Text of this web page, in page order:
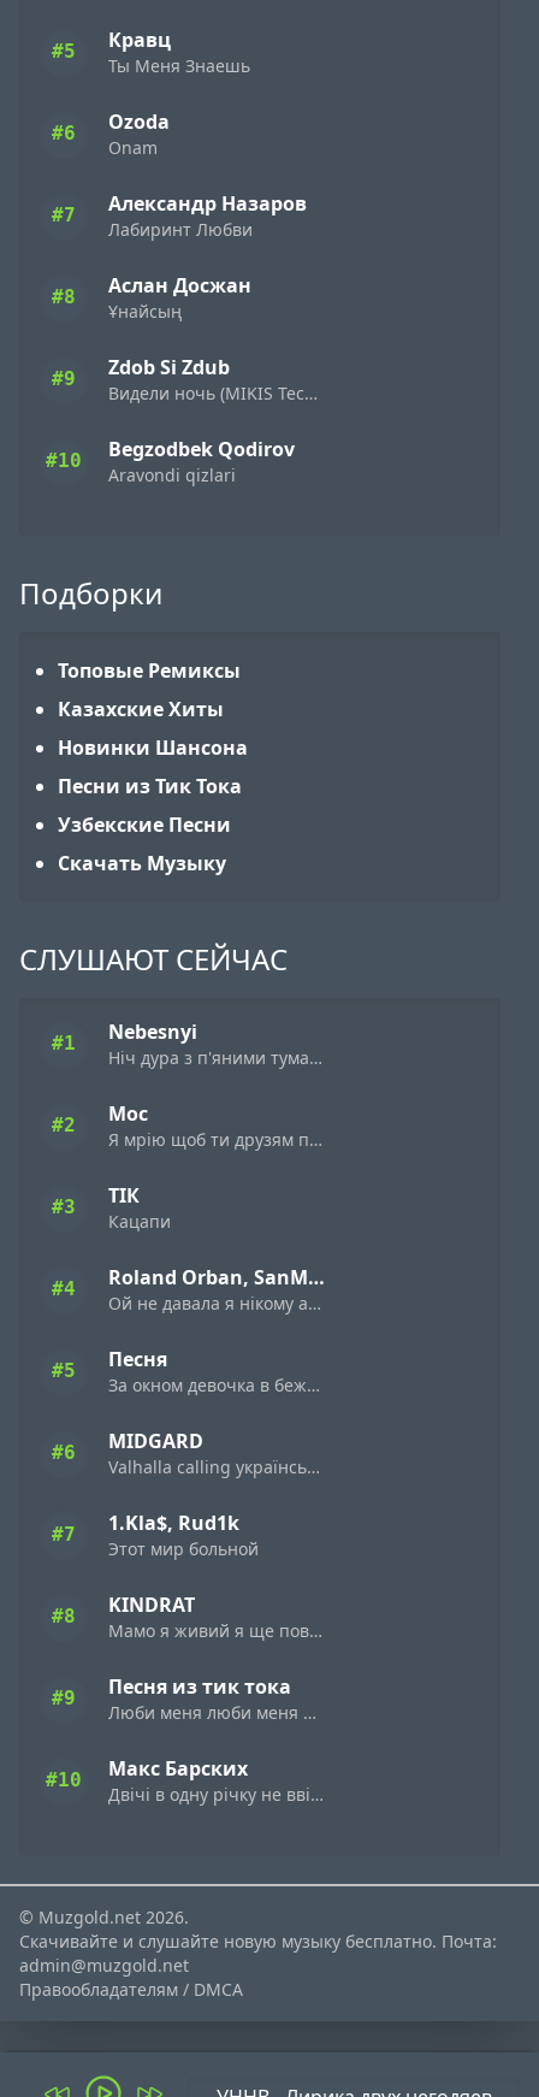
#5 Кравц
Ты Меня Знаешь
#6 Ozoda
Onam
#7 Александр Назаров
Лабиринт Любви
#8 Аслан Досжан
Ұнайсың
#9 Zdob Si Zdub
Видели ночь (MIKIS Techno Flip)
#10 Begzodbek Qodirov
Aravondi qizlari
Подборки
Топовые Ремиксы
Казахские Хиты
Новинки Шансона
Песни из Тик Тока
Узбекские Песни
Скачать Музыку
СЛУШАЮТ СЕЙЧАС
#1 Nebesnyi
Ніч дура з п'яними туманами
#2 Мос
Я мрію щоб ти друзям пісню цю поставила
#3 ТІК
Кацапи
#4 Roland Orban, SanMia
Ой не давала я нiкому а дала я нiмому
#5 Песня
За окном девочка в бежевом платьице
#6 MIDGARD
Valhalla calling українська версія
#7 1.Kla$, Rud1k
Этот мир больной
#8 KINDRAT
Мамо я живий я ще повернусь
#9 Песня из тик тока
Люби меня люби меня а speed up remix
#10 Макс Барских
Двічі в одну річку не ввійдеш
© Muzgold.net 2026.
Скачивайте и слушайте новую музыку бесплатно. Почта:
admin@muzgold.net
Правообладателям / DMCA